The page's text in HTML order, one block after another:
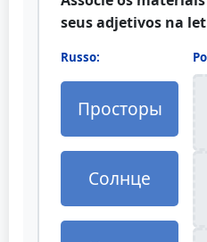
seus adjetivos na
Russo:
Просторы
Солнце